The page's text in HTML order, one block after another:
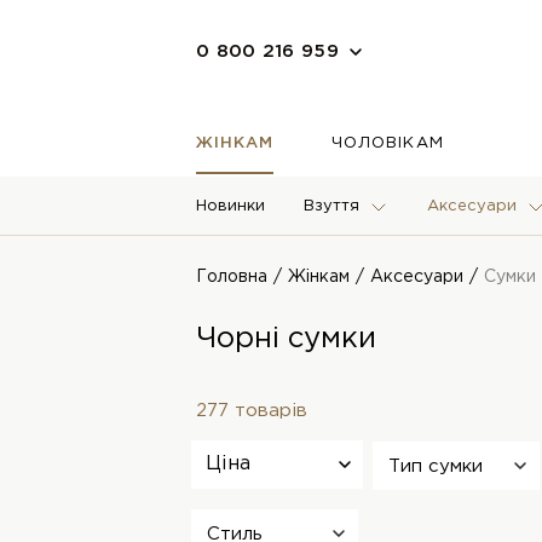
0 800 216 959
ЖІНКАМ ЧОЛОВІКАМ
Новинки Взуття Аксесуари
Головна Жінкам Аксесуари Сумки
Чорні сумки
277 товарів
Ціна Тип сумки
Стиль